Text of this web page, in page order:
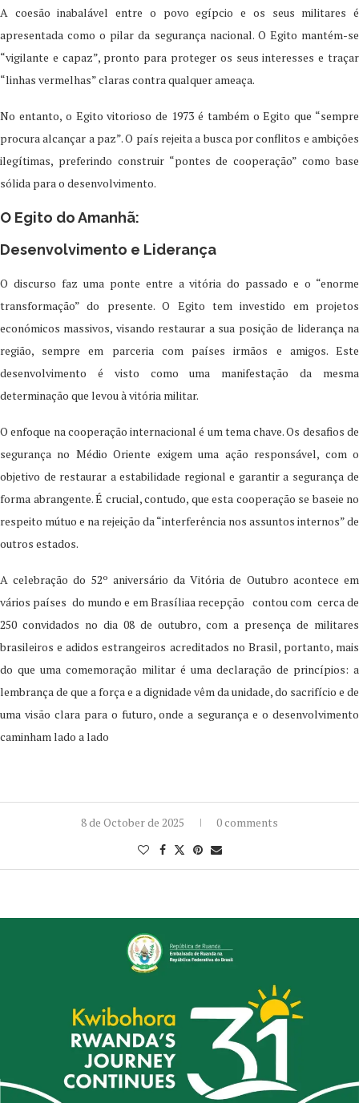
A coesão inabalável entre o povo egípcio e os seus militares é
apresentada como o pilar da segurança nacional. O Egito mantém-se
“vigilante e capaz”, pronto para proteger os seus interesses e traçar
“linhas vermelhas” claras contra qualquer ameaça.
No entanto, o Egito vitorioso de 1973 é também o Egito que “sempre
procura alcançar a paz”. O país rejeita a busca por conflitos e ambições
ilegítimas, preferindo construir “pontes de cooperação” como base
sólida para o desenvolvimento.
O Egito do Amanhã:
Desenvolvimento e Liderança
O discurso faz uma ponte entre a vitória do passado e o “enorme
transformação” do presente. O Egito tem investido em projetos
económicos massivos, visando restaurar a sua posição de liderança na
região, sempre em parceria com países irmãos e amigos. Este
desenvolvimento é visto como uma manifestação da mesma
determinação que levou à vitória militar.
O enfoque na cooperação internacional é um tema chave. Os desafios de
segurança no Médio Oriente exigem uma ação responsável, com o
objetivo de restaurar a estabilidade regional e garantir a segurança de
forma abrangente. É crucial, contudo, que esta cooperação se baseie no
respeito mútuo e na rejeição da “interferência nos assuntos internos” de
outros estados.
A celebração do 52º aniversário da Vitória de Outubro acontece em
vários países do mundo e em Brasíliaa recepção contou com cerca de
250 convidados no dia 08 de outubro, com a presença de militares
brasileiros e adidos estrangeiros acreditados no Brasil, portanto, mais
do que uma comemoração militar é uma declaração de princípios: a
lembrança de que a força e a dignidade vêm da unidade, do sacrifício e de
uma visão clara para o futuro, onde a segurança e o desenvolvimento
caminham lado a lado
8 de October de 2025 0 comments